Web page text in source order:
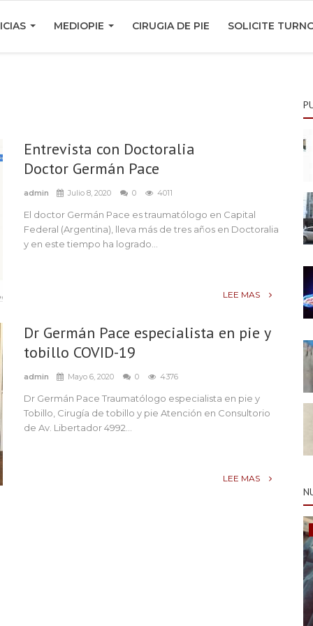
MEDIOPIE CIRUGIA DE PIE SOLICITE
Entrevista con Doctoralia
Doctor Germán Pace
admin Julio 8, 2020 0 4011
El doctor Germán Pace es traumatólogo en Capital
Federal (Argentina), lleva más de tres años en Doctoralia
y en este tiempo ha logrado...
LEE MAS
Dr Germán Pace especialista en pie y
tobillo COVID-19
admin Mayo 6, 2020 0 4376
Dr Germán Pace Traumatólogo especialista en pie y
Tobillo, Cirugía de tobillo y pie Atención en Consultorio
de Av. Libertador 4992...
LEE MAS